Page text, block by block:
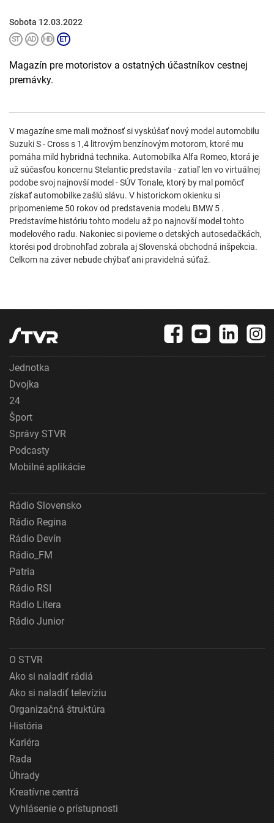
Sobota 12.03.2022
Magazín pre motoristov a ostatných účastníkov cestnej
premávky.
V magazíne sme mali možnosť si vyskúšať nový model automobilu
Suzuki S - Cross s 1,4 litrovým benzínovým motorom, ktoré mu
pomáha mild hybridná technika. Automobilka Alfa Romeo, ktorá je
už súčasťou koncernu Stelantic predstavila - zatiaľ len vo virtuálnej
podobe svoj najnovší model - SÚV Tonale, ktorý by mal pomôcť
získať automobilke zašlú slávu. V historickom okienku si
pripomenieme 50 rokov od predstavenia modelu BMW 5 .
Predstavíme históriu tohto modelu až po najnovší model tohto
modelového radu. Nakoniec si povieme o detských autosedačkách,
ktorési pod drobnohľad zobrala aj Slovenská obchodná inšpekcia.
Celkom na záver nebude chýbať ani pravidelná súťaž.
Jednotka
Dvojka
24
Šport
Správy STVR
Podcasty
Mobilné aplikácie
Rádio Slovensko
Rádio Regina
Rádio Devín
Rádio_FM
Patria
Rádio RSI
Rádio Litera
Rádio Junior
O STVR
Ako si naladiť rádiá
Ako si naladiť televíziu
Organizačná štruktúra
História
Kariéra
Rada
Úhrady
Kreatívne centrá
Vyhlásenie o prístupnosti